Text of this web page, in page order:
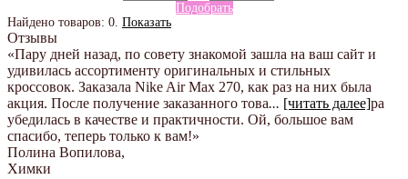
Подобрать
Найдено товаров: 0. Показать
Отзывы
«Пару дней назад, по совету знакомой зашла на ваш сайт и
удивилась ассортименту оригинальных и стильных
кроссовок. Заказала Nike Air Max 270, как раз на них была
акция. После получение заказанного това... [читать далее]ра
убедилась в качестве и практичности. Ой, большое вам
спасибо, теперь только к вам!»
Полина Вопилова,
Химки